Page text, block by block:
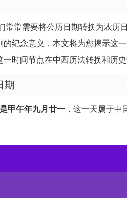
常常需要将公历日期转换为农历
的纪念意义，本文将为您揭示这
时间节点在中西历法转换和历史
期
甲午年九月廿一 ，这一天属于